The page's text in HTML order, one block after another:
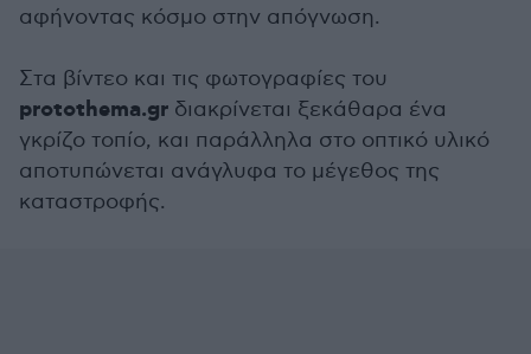
αφήνοντας κόσμο στην απόγνωση.
Στα βίντεο και τις φωτογραφίες του
protothema.gr διακρίνεται ξεκάθαρα ένα
γκρίζο τοπίο, και παράλληλα στο οπτικό υλικό
αποτυπώνεται ανάγλυφα το μέγεθος της
καταστροφής.